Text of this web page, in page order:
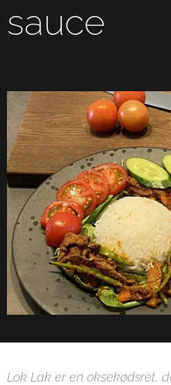
sauce
Lok Lak er en oksekødsret,